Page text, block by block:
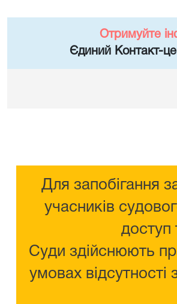
Отримуйте
Єдиний Контакт-
Для запобігання
учасників
доступ
Суди здійснюють
умовах